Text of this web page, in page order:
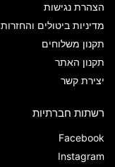
הצהרת נגישות
מדיניות ביטולים והחזרות
תקנון משלוחים
תקנון האתר
יצירת קשר
רשתות חברתיות
Facebook
Instagram